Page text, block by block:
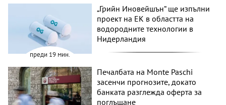
преди 19 мин.
„Грийн Иновейшън“ ще изпълни
проект на ЕК в областта на
водородните технологии в
Нидерландия
Печалбата на Monte Paschi
засенчи прогнозите, докато
банката разглежда оферта за
поглъщане